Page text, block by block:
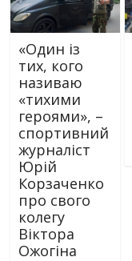
«Один із
тих, кого
називаю
«тихими
героями», –
спортивний
журналіст
Юрій
Корзаченко
про свого
колегу
Віктора
Ожогіна